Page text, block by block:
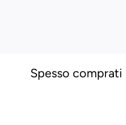
Spesso comprati